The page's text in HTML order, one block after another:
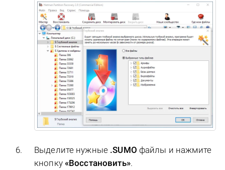
Выделите нужные .SUMO файлы и нажмите
кнопку «Восстановить».